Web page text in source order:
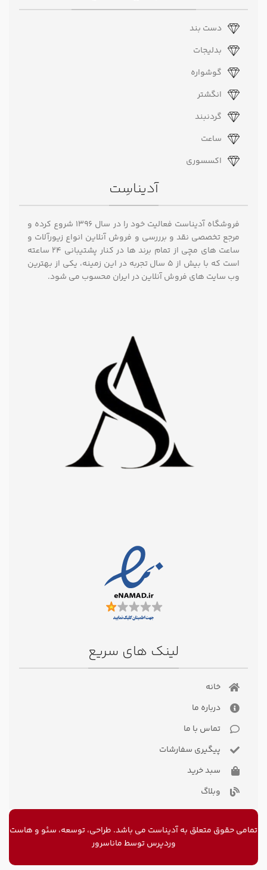
دست بند
بدلیجات
گوشواره
انگشتر
گردنبند
ساعت
اکسسوری
آدیناسِت
فروشگاه آدیناست فعالیت خود را در سال ۱۳۹۶ شروع کرده و
مرجع تخصصی نقد و برررسی و فروش آنلاین انواع زیورآلات و
ساعت های مچی از تمام برند ها در کنار پشتیبانی ۲۴ ساعته
است که با بیش از 5 سال تجربه در این زمینه، یکی از بهترین
وب سایت های فروش آنلاین در ایران محسوب می شود.
لینک های سریع
خانه
درباره ما
تماس با ما
پیگیری سفارشات
سبد خرید
وبلاگ
تمامی حقوق متعلق به آدیناست می باشد. طراحی، توسعه، سئو و هاست
وردپرستوسط ماناسرور